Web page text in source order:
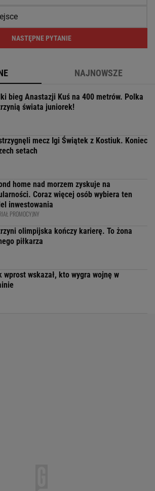
NASTĘPNE PYTANIE
NAJNOWSZE
bieg Anastazji Kuś na 400 metrów. Polka
świata juniorek!
mecz Igi Świątek z Kostiuk. Koniec
setach
home nad morzem zyskuje na
Coraz więcej osób wybiera ten
inwestowania
PROMOCYJNY
olimpijska kończy karierę. To żona
piłkarza
wprost wskazał, kto wygra wojnę w